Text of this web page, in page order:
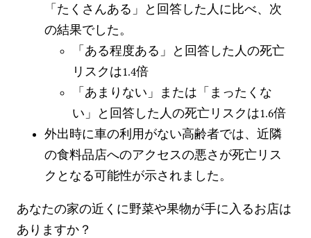
「たくさんある」と回答した人に比べ、次
の結果でした。
「ある程度ある」と回答した人の死亡
リスクは1.4倍
「あまりない」または「まったくな
い」と回答した人の死亡リスクは1.6倍
外出時に車の利用がない高齢者では、近隣
の食料品店へのアクセスの悪さが死亡リス
クとなる可能性が示されました。
あなたの家の近くに野菜や果物が手に入るお店は
ありますか？